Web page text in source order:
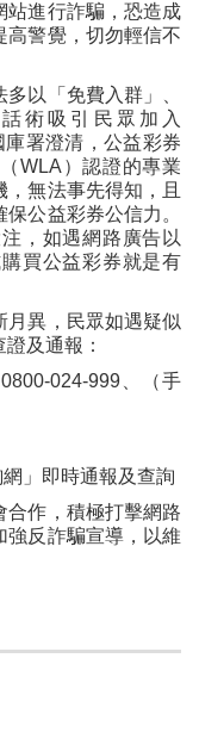
站進行詐騙，恐造成
高警覺，切勿輕信不
以「免費入群」、
術吸引民眾加入
署澄清，公益彩券
WLA）認證的專業
無法事先得知，且
公益彩券公信力。
，如遇網路廣告以
買公益彩券就是有
月異，民眾如遇疑似
及通報：
024-999、（手
」即時通報及查詢
合作，積極打擊網路
強反詐騙宣導，以維